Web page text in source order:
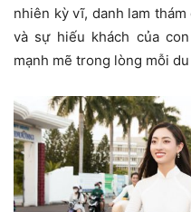
nhiên kỳ vĩ, danh lam
và sự hiếu khách của
mạnh mẽ trong lòng mỗi